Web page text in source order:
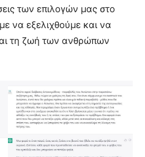
των επιλογών μας στο
να εξελιχθούμε και να
τη ζωή των ανθρώπων